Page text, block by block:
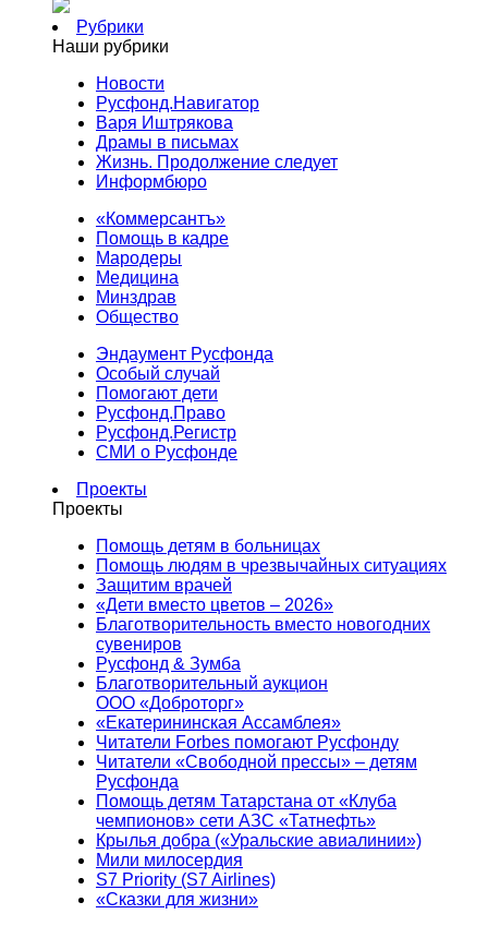
Рубрики
Наши рубрики
Новости
Русфонд.Навигатор
Варя Иштрякова
Драмы в письмах
Жизнь. Продолжение следует
Информбюро
«Коммерсантъ»
Помощь в кадре
Мародеры
Медицина
Минздрав
Общество
Эндаумент Русфонда
Особый случай
Помогают дети
Русфонд.Право
Русфонд.Регистр
СМИ о Русфонде
Проекты
Проекты
Помощь детям в больницах
Помощь людям в чрезвычайных ситуациях
Защитим врачей
«Дети вместо цветов – 2026»
Благотворительность вместо новогодних
сувениров
Русфонд & Зумба
Благотворительный аукцион
ООО «Доброторг»
«Екатерининская Ассамблея»
Читатели Forbes помогают Русфонду
Читатели «Свободной прессы» – детям
Русфонда
Помощь детям Татарстана от «Клуба
чемпионов» сети АЗС «Татнефть»
Крылья добра («Уральские авиалинии»)
Мили милосердия
S7 Priority (S7 Airlines)
«Сказки для жизни»